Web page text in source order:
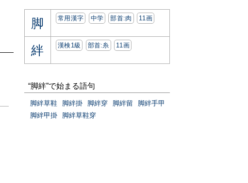
脚 常用漢字 中学 部首:⾁ 11画
絆 漢検1級 部首:⽷ 11画
“脚絆”で始まる語句
脚絆草鞋 脚絆掛 脚絆穿 脚絆留
脚絆手甲
脚絆甲掛
脚絆草鞋穿